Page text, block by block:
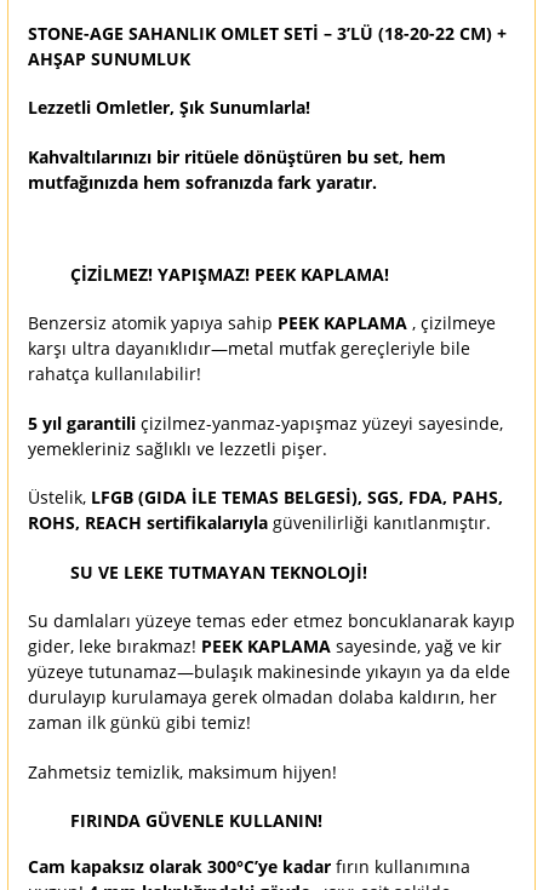
STONE-AGE SAHANLIK OMLET SETİ – 3’LÜ (18-20-22 CM) +
AHŞAP SUNUMLUK
Lezzetli Omletler, Şık Sunumlarla!
Kahvaltılarınızı bir ritüele dönüştüren bu set, hem
mutfağınızda hem sofranızda fark yaratır.
ÇİZİLMEZ! YAPIŞMAZ! PEEK KAPLAMA!
Benzersiz atomik yapıya sahip PEEK KAPLAMA , çizilmeye
karşı ultra dayanıklıdır—metal mutfak gereçleriyle bile
rahatça kullanılabilir!
5 yıl garantili çizilmez-yanmaz-yapışmaz yüzeyi sayesinde,
yemekleriniz sağlıklı ve lezzetli pişer.
Üstelik, LFGB (GIDA İLE TEMAS BELGESİ), SGS, FDA, PAHS,
ROHS, REACH sertifikalarıyla güvenilirliği kanıtlanmıştır.
SU VE LEKE TUTMAYAN TEKNOLOJİ!
Su damlaları yüzeye temas eder etmez boncuklanarak kayıp
gider, leke bırakmaz! PEEK KAPLAMA sayesinde, yağ ve kir
yüzeye tutunamaz—bulaşık makinesinde yıkayın ya da elde
durulayıp kurulamaya gerek olmadan dolaba kaldırın, her
zaman ilk günkü gibi temiz!
Zahmetsiz temizlik, maksimum hijyen!
FIRINDA GÜVENLE KULLANIN!
Cam kapaksız olarak 300°C’ye kadar fırın kullanımına